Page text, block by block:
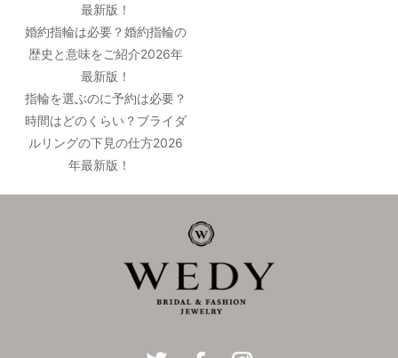
最新版！
婚約指輪は必要？婚約指輪の
歴史と意味をご紹介2026年
最新版！
指輪を選ぶのに予約は必要？
時間はどのくらい？ブライダ
ルリングの下見の仕方2026
年最新版！